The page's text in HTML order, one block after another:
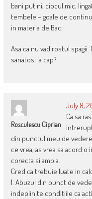
bani putini, ciocul mic,
tembele – goale de
in materia de Bac.
Asa ca nu vad rostul spagii.
sanatosi la cap?
Rosculescu Ciprian
July 8,
Ca sa
din punctul meu de
ce vrea, as vrea sa acord
corecta si ampla.
Cred ca trebuie luate in
1. Abuzul din punct de
indeplinite conditiile ca